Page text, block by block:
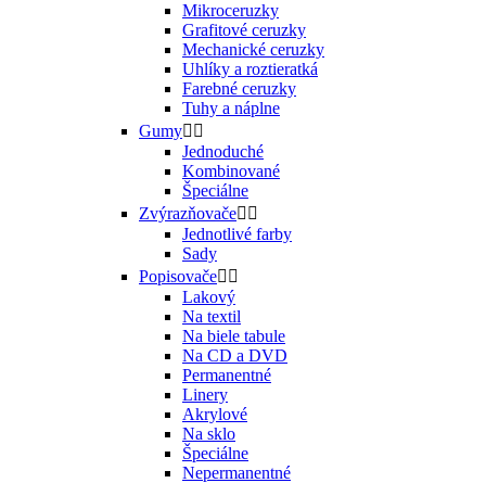
Mikroceruzky
Grafitové ceruzky
Mechanické ceruzky
Uhlíky a roztieratká
Farebné ceruzky
Tuhy a náplne
Gumy 
Jednoduché
Kombinované
Špeciálne
Zvýrazňovače 
Jednotlivé farby
Sady
Popisovače 
Lakový
Na textil
Na biele tabule
Na CD a DVD
Permanentné
Linery
Akrylové
Na sklo
Špeciálne
Nepermanentné